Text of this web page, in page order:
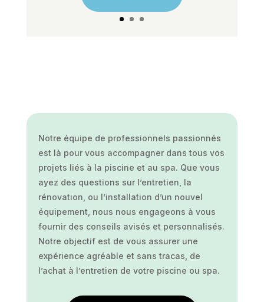
Notre équipe de professionnels passionnés
est là pour vous accompagner dans tous vos
projets liés à la piscine et au spa. Que vous
ayez des questions sur l’entretien, la
rénovation, ou l’installation d’un nouvel
équipement, nous nous engageons à vous
fournir des conseils avisés et personnalisés.
Notre objectif est de vous assurer une
expérience agréable et sans tracas, de
l’achat à l’entretien de votre piscine ou spa.